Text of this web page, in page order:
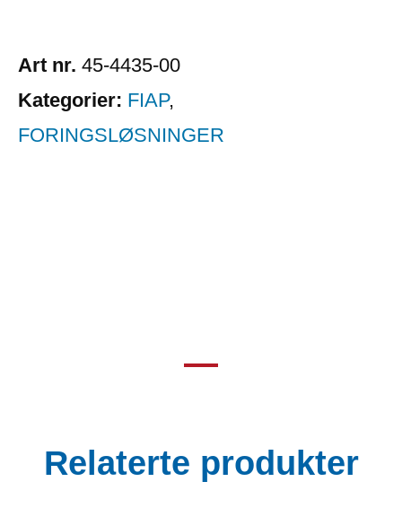
Art nr. 45-4435-00
Kategorier: FIAP,
FORINGSLØSNINGER
Relaterte produkter